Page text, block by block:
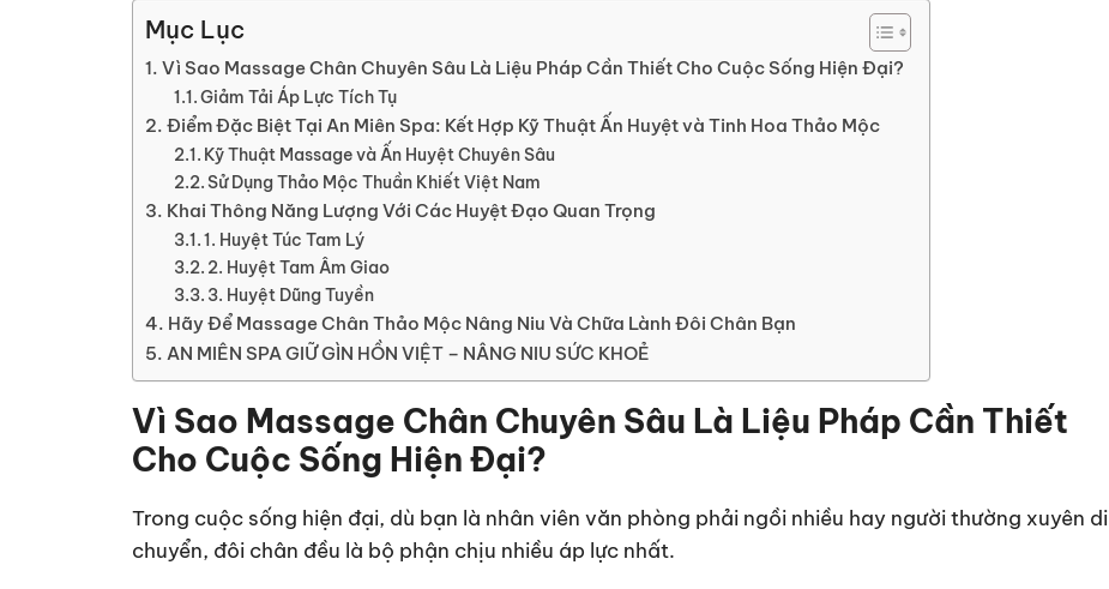
Mục Lục
Vì Sao Massage Chân Chuyên Sâu Là Liệu Pháp Cần Thiết Cho Cuộc Sống Hiện Đại?
Giảm Tải Áp Lực Tích Tụ
Điểm Đặc Biệt Tại An Miên Spa: Kết Hợp Kỹ Thuật Ấn Huyệt và Tinh Hoa Thảo Mộc
Kỹ Thuật Massage và Ấn Huyệt Chuyên Sâu
Sử Dụng Thảo Mộc Thuần Khiết Việt Nam
Khai Thông Năng Lượng Với Các Huyệt Đạo Quan Trọng
1. Huyệt Túc Tam Lý
2. Huyệt Tam Âm Giao
3. Huyệt Dũng Tuyền
Hãy Để Massage Chân Thảo Mộc Nâng Niu Và Chữa Lành Đôi Chân Bạn
AN MIÊN SPA GIỮ GÌN HỒN VIỆT – NÂNG NIU SỨC KHOẺ
Vì Sao Massage Chân Chuyên Sâu Là Liệu Pháp Cần Thiết
Cho Cuộc Sống Hiện Đại?
Trong cuộc sống hiện đại, dù bạn là nhân viên văn phòng phải ngồi nhiều hay người thường xuyên di
chuyển, đôi chân đều là bộ phận chịu nhiều áp lực nhất.